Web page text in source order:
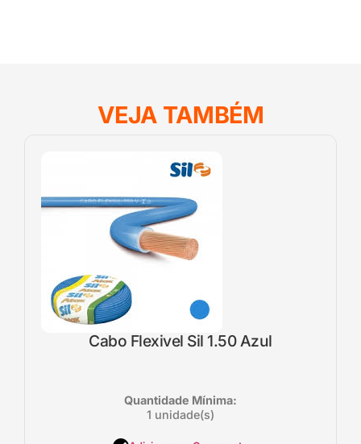
VEJA TAMBÉM
Cabo Flexivel Sil 1.50 Azul
Quantidade Mínima:
1 unidade(s)